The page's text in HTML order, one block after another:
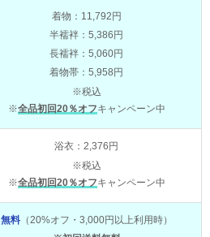
着物：11,792円
半襦袢：5,386円
長襦袢：5,060円
着物帯：5,958円
※税込
※全品初回20％オフキャンペーン中
浴衣：2,376円
※税込
※全品初回20％オフキャンペーン中
無料（20%オフ・3,000円以上利用時）